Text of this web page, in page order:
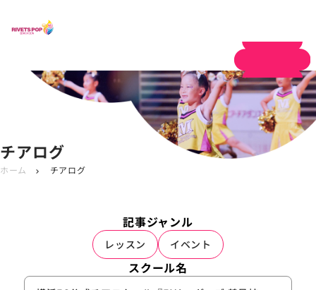
チアログ
ホーム chevron_right チアログ
記事ジャンル
レッスン イベント
スクール名